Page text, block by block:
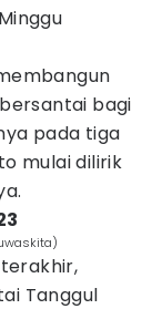
bagi
pada tiga
mulai dilirik
Tanggul